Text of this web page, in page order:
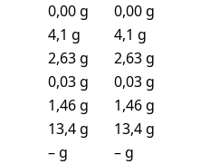
0,00 g
0,00 g
4,1 g
4,1 g
2,63 g
2,63 g
0,03 g
0,03 g
1,46 g
1,46 g
13,4 g
13,4 g
– g
– g